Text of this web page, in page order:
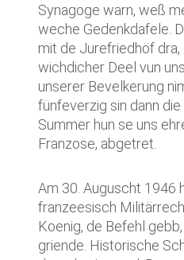
Synagoge warn, weß
weche Gedenkdafele.
mit de Jurefriedhöf
wichdicher Deel vun
unserer Bevelkerung
fünfeverzig sin dann die
Summer hun se uns
Franzose, abgetret.
Am 30. Auguscht 1946
franzeesisch
Koenig, de Befehl
griende. Historische